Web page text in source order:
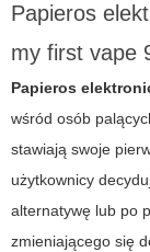
Papieros
my first vape
Papieros
wśród osób
stawiają swoje
użytkownicy
alternatywę lub po
zmieniającego się